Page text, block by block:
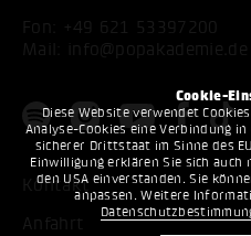
Cookie-
Diese Website verwendet
Analyse-Cookies eine Verbindung
sicherer Drittstaat im Sinne des
Einwilligung erklären Sie sich
den USA einverstanden. Sie
anpassen. Weitere
Fon:
+49 621 53397200
Mail:
info@popakademie.de
Kontakt
Anfahrt